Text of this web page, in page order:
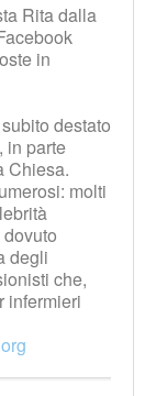
Rita dalla
in
destato
in parte
Chiesa.
molti
degli
che,
infermieri